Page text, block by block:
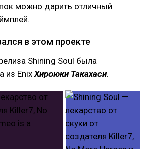
можно дарить отличный
в этом проекте
Shining Soul была
из Enix Хироюки Такахаси.